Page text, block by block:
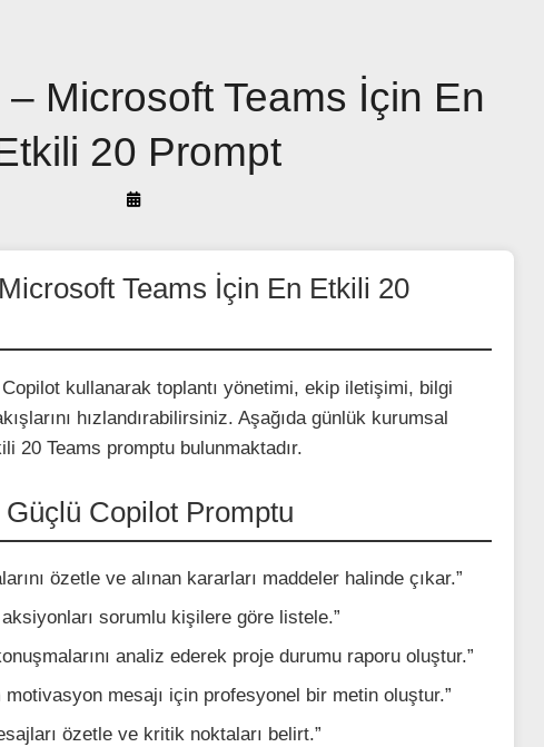
Microsoft Teams İçin En
20 Prompt
By
Akyüz
Teams İçin En Etkili 20
kullanarak toplantı yönetimi, ekip iletişimi, bilgi
hızlandırabilirsiniz. Aşağıda günlük kurumsal
20 Teams promptu bulunmaktadır.
Copilot Promptu
özetle ve alınan kararları maddeler halinde çıkar.”
aksiyonları sorumlu kişilere göre listele.”
analiz ederek proje durumu raporu oluştur.”
motivasyon mesajı için profesyonel bir metin oluştur.”
özetle ve kritik noktaları belirt.”